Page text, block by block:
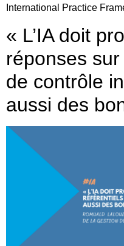
International Practice
« L’IA doit
réponses
de contrôle
aussi des